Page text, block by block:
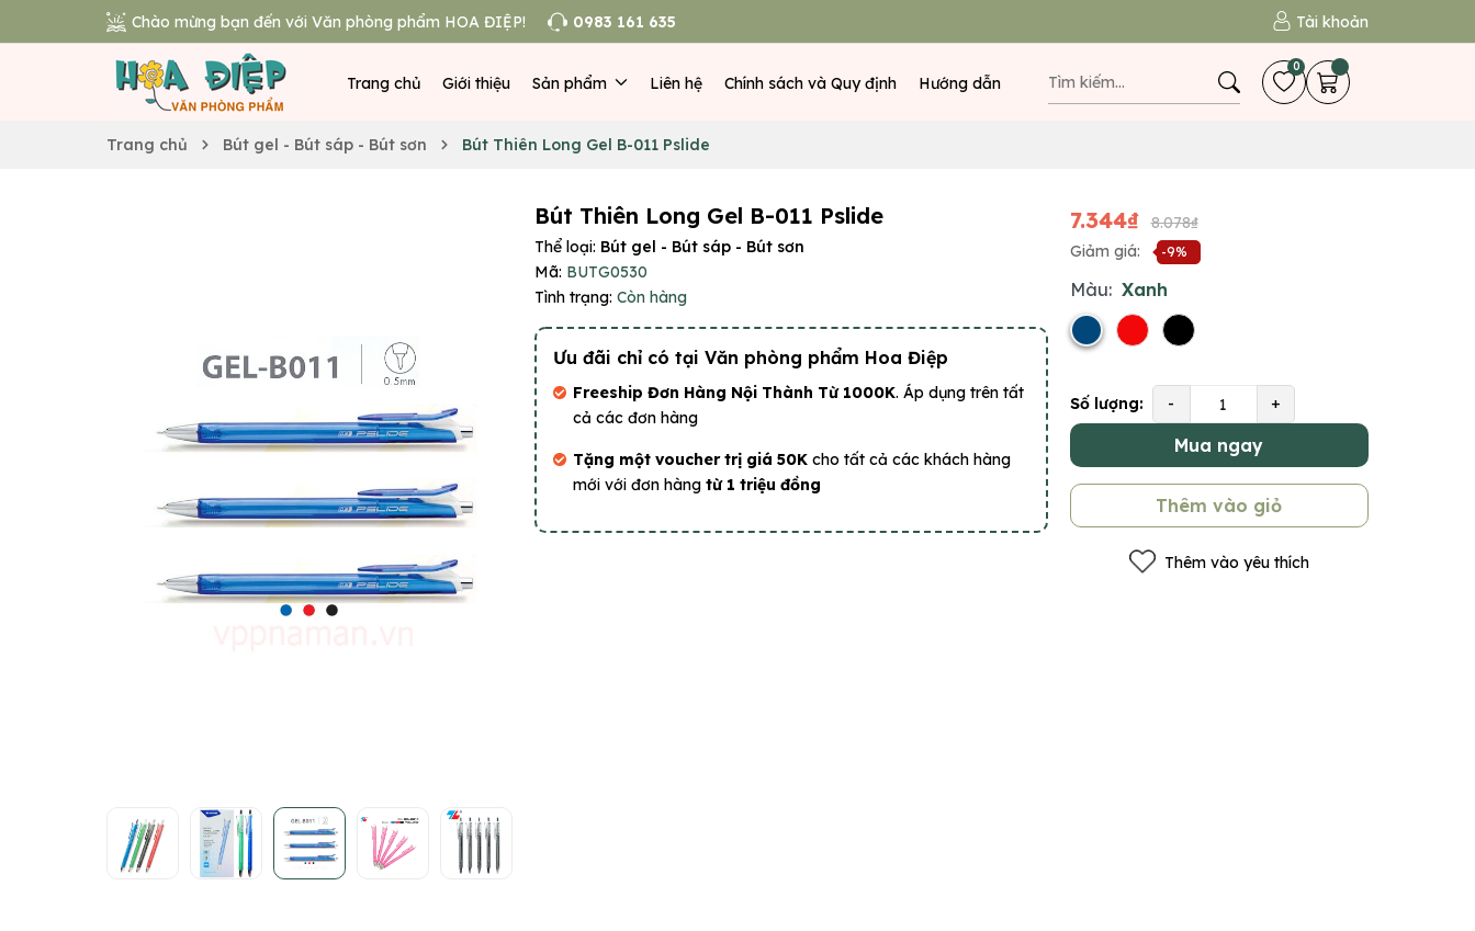
Chào mừng bạn đến với Văn phòng phẩm HOA ĐIỆP! 0983 161 635 Tài khoản
Trang chủ Giới thiệu Sản phẩm Liên hệ Chính sách và Quy định Hướng dẫn
0
Trang chủ Bút gel - Bút sáp - Bút sơn Bút Thiên Long Gel B-011 Pslide
Bút Thiên Long Gel B-011 Pslide
Thể loại: Bút gel - Bút sáp - Bút sơn
Mã: BUTG0530
Tình trạng: Còn hàng
Ưu đãi chỉ có tại Văn phòng phẩm Hoa Điệp
Freeship Đơn Hàng Nội Thành Từ 1000K. Áp dụng trên tất
cả các đơn hàng
Tặng một voucher trị giá 50K cho tất cả các khách hàng
mới với đơn hàng từ 1 triệu đồng
7.344₫
8.078₫
Giảm giá:
-9%
Màu: Xanh
Số lượng: - +
Mua ngay
Thêm vào giỏ
Thêm vào yêu thích